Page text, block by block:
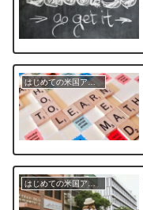
はじめての米国アマゾン物販
はじめての米国アマゾン物販